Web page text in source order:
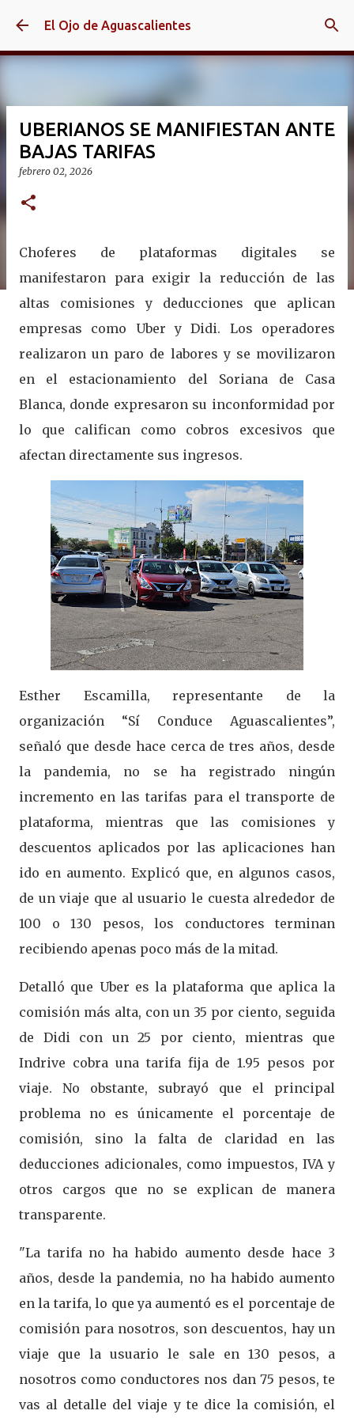
Ir al contenido principal
El Ojo de Aguascalientes
UBERIANOS SE MANIFIESTAN ANTE
BAJAS TARIFAS
febrero 02, 2026
Choferes de plataformas digitales se
manifestaron para exigir la reducción de las
altas comisiones y deducciones que aplican
empresas como Uber y Didi. Los operadores
realizaron un paro de labores y se movilizaron
en el estacionamiento del Soriana de Casa
Blanca, donde expresaron su inconformidad por
lo que califican como cobros excesivos que
afectan directamente sus ingresos.
Esther Escamilla, representante de la
organización “Sí Conduce Aguascalientes”,
señaló que desde hace cerca de tres años, desde
la pandemia, no se ha registrado ningún
incremento en las tarifas para el transporte de
plataforma, mientras que las comisiones y
descuentos aplicados por las aplicaciones han
ido en aumento. Explicó que, en algunos casos,
de un viaje que al usuario le cuesta alrededor de
100 o 130 pesos, los conductores terminan
recibiendo apenas poco más de la mitad.
Detalló que Uber es la plataforma que aplica la
comisión más alta, con un 35 por ciento, seguida
de Didi con un 25 por ciento, mientras que
Indrive cobra una tarifa fija de 1.95 pesos por
viaje. No obstante, subrayó que el principal
problema no es únicamente el porcentaje de
comisión, sino la falta de claridad en las
deducciones adicionales, como impuestos, IVA y
otros cargos que no se explican de manera
transparente.
"La tarifa no ha habido aumento desde hace 3
años, desde la pandemia, no ha habido aumento
en la tarifa, lo que ya aumentó es el porcentaje de
comisión para nosotros, son descuentos, hay un
viaje que la usuario le sale en 130 pesos, a
nosotros como conductores nos dan 75 pesos, te
vas al detalle del viaje y te dice la comisión, el